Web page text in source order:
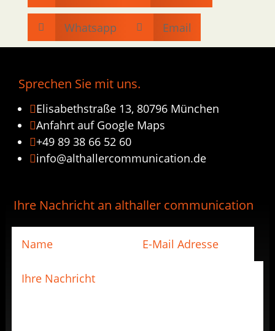
 Whatsapp  Email
Sprechen Sie mit uns.
Elisabethstraße 13, 80796 München
Anfahrt auf Google Maps
+49 89 38 66 52 60
info@althallercommunication.de
Ihre Nachricht an althaller communication